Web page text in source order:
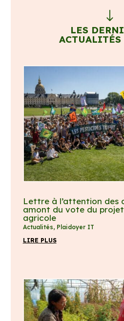
"
LES
ACTUALITÉS
Lettre à l’attention des
amont du vote du projet
agricole
Actualités, Plaidoyer IT
LIRE PLUS